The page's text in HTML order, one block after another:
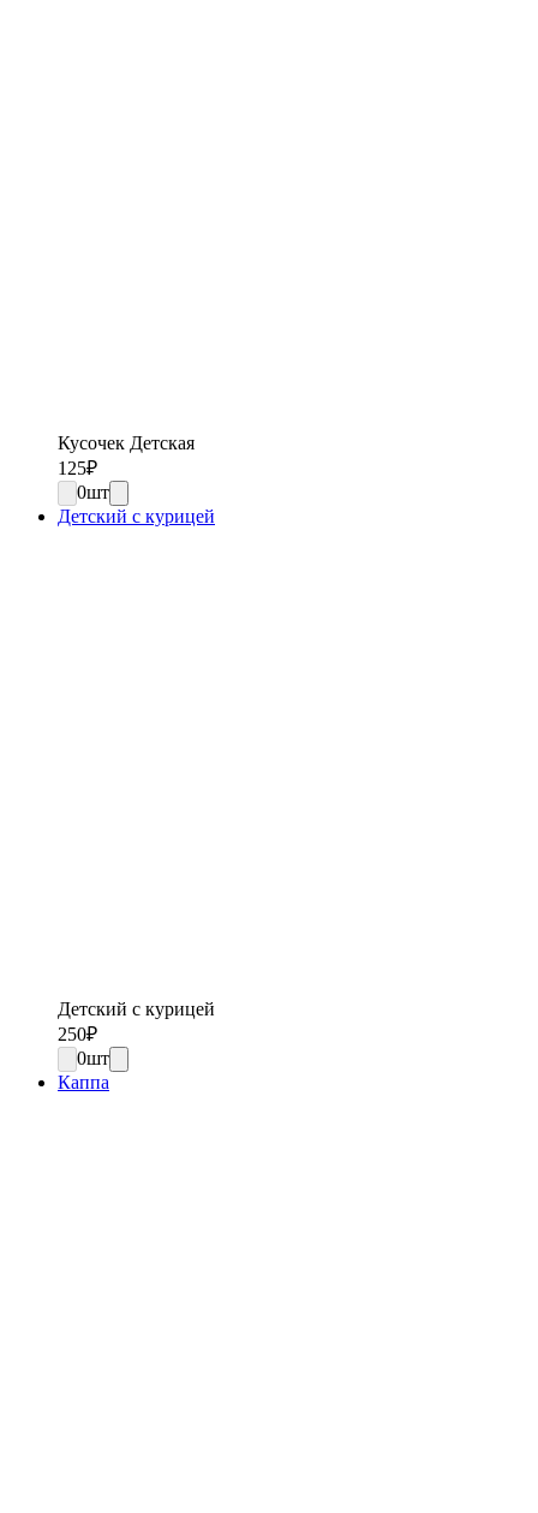
Кусочек Детская
125₽
0шт
Детский с курицей
Детский с курицей
250₽
0шт
Каппа